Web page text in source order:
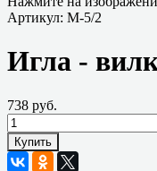
Артикул: М-5/2
Игла -
738 руб.
Купить